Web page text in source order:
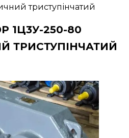
триступінчатий
1Ц3У-250-80
ТРИСТУПІНЧАТИЙ